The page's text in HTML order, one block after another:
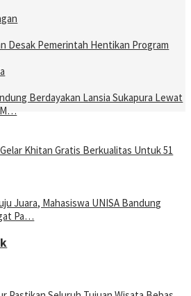
Desak Pemerintah Hentikan Program
Berdayakan Lansia Sukapura Lewat
M…
Khitan Gratis Berkualitas Untuk 51
Juara, Mahasiswa UNISA Bandung
Pa…